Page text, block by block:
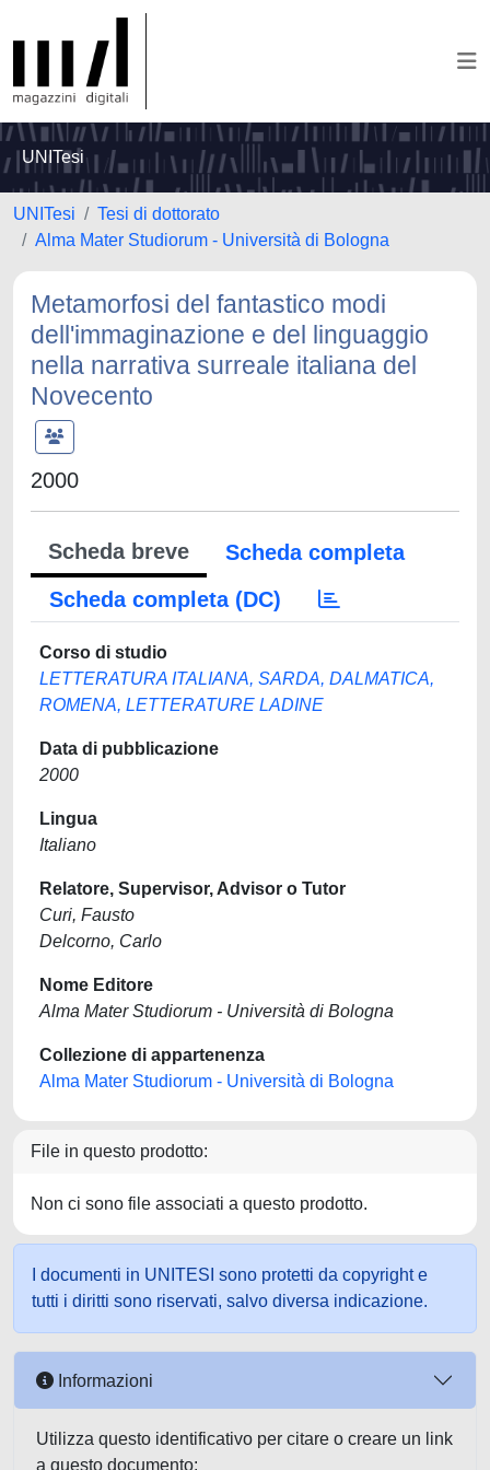
UNITesi
UNITesi
Tesi di dottorato
Alma Mater Studiorum - Università di Bologna
Metamorfosi del fantastico modi
dell'immaginazione e del linguaggio
nella narrativa surreale italiana del
Novecento
2000
Scheda breve
Scheda completa
Scheda completa (DC)
Corso di studio
LETTERATURA ITALIANA, SARDA, DALMATICA,
ROMENA, LETTERATURE LADINE
Data di pubblicazione
2000
Lingua
Italiano
Relatore, Supervisor, Advisor o Tutor
Curi, Fausto
Delcorno, Carlo
Nome Editore
Alma Mater Studiorum - Università di Bologna
Collezione di appartenenza
Alma Mater Studiorum - Università di Bologna
File in questo prodotto:
Non ci sono file associati a questo prodotto.
I documenti in UNITESI sono protetti da copyright e
tutti i diritti sono riservati, salvo diversa indicazione.
Informazioni
Utilizza questo identificativo per citare o creare un link
a questo documento: